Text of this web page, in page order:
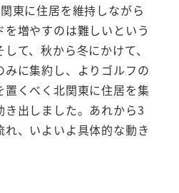
東に住居を維持しながら
増やすのは難しいという
て、秋から冬にかけて、
に集約し、よりゴルフの
くべく北関東に住居を集
出しました。あれから3
、いよいよ具体的な動き